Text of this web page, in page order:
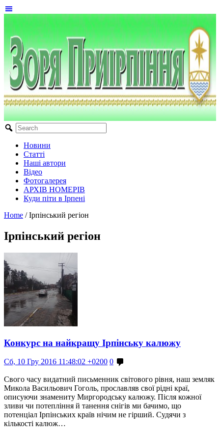
Новини
Статті
Наші автори
Відео
Фотогалерея
АРХІВ НОМЕРІВ
Куди піти в Ірпені
Home / Ірпінський регіон
Ірпінський регіон
Конкурс на найкращу Ірпінську калюжу
Сб, 10 Гру 2016 11:48:02 +0200 0
Свого часу видатний письменник світового рівня, наш земляк
Микола Васильович Гоголь, прославляв свої рідні краї,
описуючи знамениту Миргородську калюжу. Після кожної
зливи чи потепління й танення снігів ми бачимо, що
потенціал Ірпінських країв нічим не гірший. Судячи з
кількості калюж…